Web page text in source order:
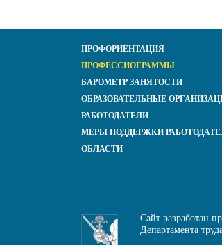
ПРОФОРИЕНТАЦИЯ
ПРОФЕССИОГРАММЫ
БАРОМЕТР ЗАНЯТОСТИ
ОБРАЗОВАТЕЛЬНЫЕ
РАБОТОДАТЕЛИ
МЕРЫ ПОДДЕРЖКИ
ОБЛАСТИ
Сайт разработан
Департамента